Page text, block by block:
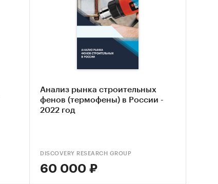
Анализ рынка строительных
фенов (термофены) в России -
2022 год
DISCOVERY RESEARCH GROUP
60 000 ₽